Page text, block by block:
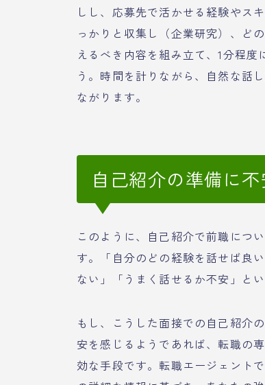
しし、応募先で活かせる経験やス
っかりと収集し（企業研究）、ど
えるべき内容を組み立て、1分程
う。時間を計りながら、自然な話
ながります。
自己紹介の準備に
このように、自己紹介で前職につ
す。「自分のどの経験を話せば良
ない」「うまく話せるか不安」と
もし、こうした面接での自己紹介
安を感じるようであれば、転職の
効な手段です。転職エージェント